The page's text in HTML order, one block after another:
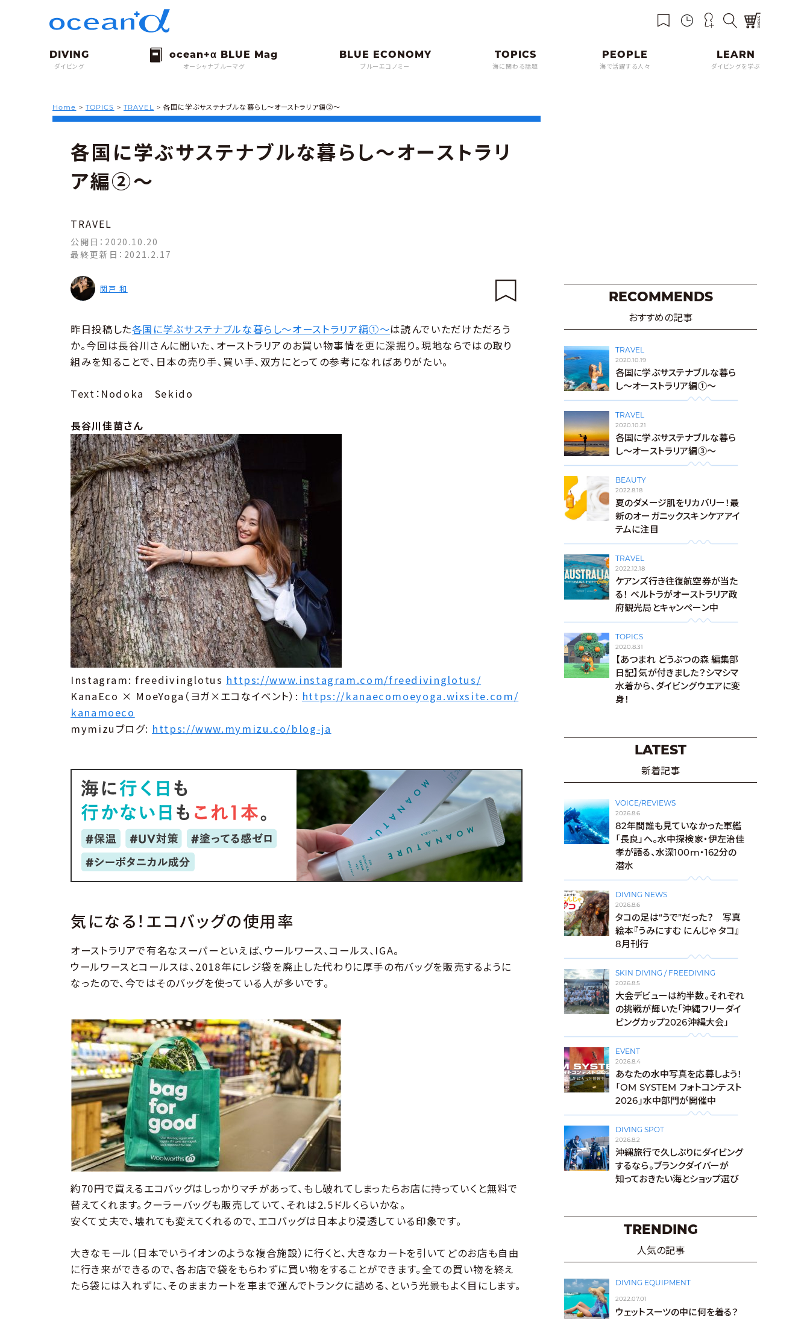
ダイビング オーシャナブルーマグ ブルーエコノミー 海に関わる話題 海で活躍する人々 ダイビングを学ぶ
Home > TOPICS > TRAVEL >各国に学ぶサステナブルな暮らし〜オーストラリア編②〜
各国に学ぶサステナブルな暮らし〜オーストラリ
ア編②〜
TRAVEL
公開日： 2020.10.20
最終更新日： 2021.2.17
関戸 和
昨日投稿した各国に学ぶサステナブルな暮らし〜オーストラリア編①〜は読んでいただけただろう
か。今回は長谷川さんに聞いた、オーストラリアのお買い物事情を更に深掘り。現地ならではの取り
組みを知ることで、日本の売り手、買い手、双方にとっての参考になればありがたい。
Text：Nodoka Sekido
長谷川佳苗さん
Instagram: freedivinglotus https://www.instagram.com/freedivinglotus/
KanaEco × MoeYoga（ヨガ×エコなイベント）: https://kanaecomoeyoga.wixsite.com/
kanamoeco
mymizuブログ: https://www.mymizu.co/blog-ja
気になる！エコバッグの使用率
オーストラリアで有名なスーパーといえば、ウールワース、コールス、IGA。
ウールワースとコールスは、2018年にレジ袋を廃止した代わりに厚手の布バッグを販売するように
なったので、今ではそのバッグを使っている人が多いです。
約70円で買えるエコバッグはしっかりマチがあって、もし破れてしまったらお店に持っていくと無料で
替えてくれます。クーラーバッグも販売していて、それは2.5ドルくらいかな。
安くて丈夫で、壊れても変えてくれるので、エコバッグは日本より浸透している印象です。
大きなモール（日本でいうイオンのような複合施設）に行くと、大きなカートを引いてどのお店も自由
に行き来ができるので、各お店で袋をもらわずに買い物をすることができます。全ての買い物を終え
たら袋には入れずに、そのままカートを車まで運んでトランクに詰める、という光景もよく目にします。
RECOMMENDS
おすすめの記事
TRAVEL
2020.10.19
各国に学ぶサステナブルな暮ら
し〜オーストラリア編①〜
TRAVEL
2020.10.21
各国に学ぶサステナブルな暮ら
し〜オーストラリア編③〜
BEAUTY
2022.8.18
夏のダメージ肌をリカバリー！最
新のオーガニックスキンケアアイ
テムに注目
TRAVEL
2022.12.18
ケアンズ行き往復航空券が当た
る！ ベルトラがオーストラリア政
府観光局とキャンペーン中
TOPICS
2020.8.31
【あつまれ どうぶつの森 編集部
日記】気が付きました？シマシマ
水着から、ダイビングウエアに変
身！
LATEST
新着記事
VOICE/REVIEWS
2026.8.6
82年間誰も見ていなかった軍艦
「長良」へ。水中探検家・伊左治佳
孝が語る、水深100m・162分の
潜水
DIVING NEWS
2026.8.6
タコの足は“うで”だった？ 写真
絵本『うみにすむ にんじゃ タコ』
8月刊行
SKIN DIVING / FREEDIVING
2026.8.5
大会デビューは約半数。それぞれ
の挑戦が輝いた「沖縄フリーダイ
ビングカップ2026沖縄大会」
EVENT
2026.8.4
あなたの水中写真を応募しよう！
「OM SYSTEM フォトコンテスト
2026」水中部門が開催中
DIVING SPOT
2026.8.2
沖縄旅行で久しぶりにダイビング
するなら。ブランクダイバーが
知っておきたい海とショップ選び
TRENDING
人気の記事
DIVING EQUIPMENT
2022.07.01
ウェットスーツの中に何を着る？